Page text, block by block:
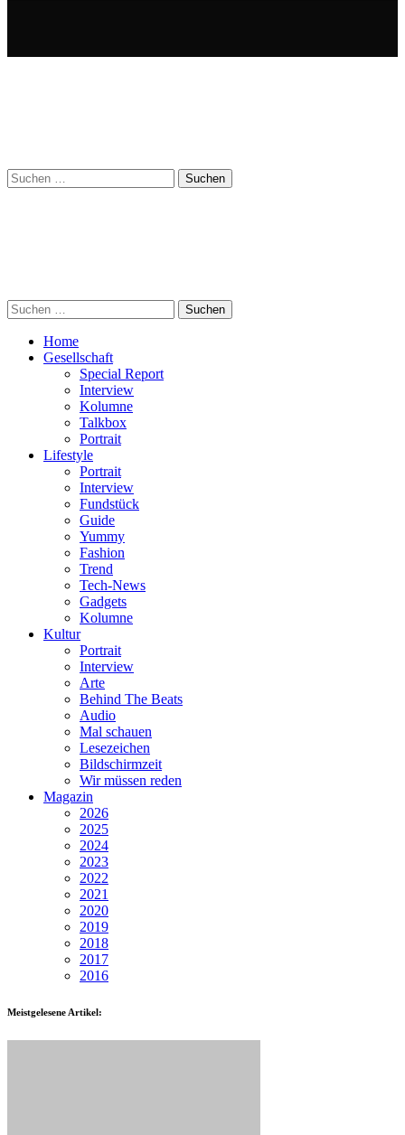
Suchen
nach:
Suchen
nach:
Home
Gesellschaft
Special Report
Interview
Kolumne
Talkbox
Portrait
Lifestyle
Portrait
Interview
Fundstück
Guide
Yummy
Fashion
Trend
Tech-News
Gadgets
Kolumne
Kultur
Portrait
Interview
Arte
Behind The Beats
Audio
Mal schauen
Lesezeichen
Bildschirmzeit
Wir müssen reden
Magazin
2026
2025
2024
2023
2022
2021
2020
2019
2018
2017
2016
Meistgelesene Artikel: